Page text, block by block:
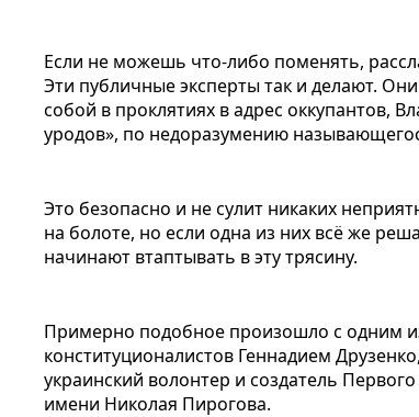
Если не можешь что-либо поменять,
Эти публичные эксперты так и делают.
собой в проклятиях в адрес оккупантов,
уродов», по недоразумению
Это безопасно и не сулит никаких
на болоте, но если одна из них всё же
начинают втаптывать в эту трясину.
Примерно подобное произошло с одним
конституционалистов Геннадием
украинский волонтер и создатель
имени Николая Пирогова.